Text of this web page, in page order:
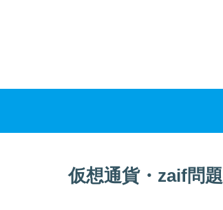
仮想通貨・zaif問題